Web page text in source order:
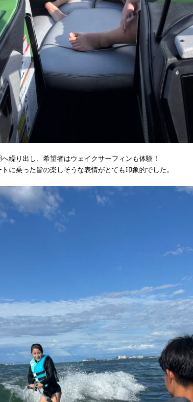
繰り出し、希望者はウェイクサーフィンも体験！
に乗った皆の楽しそうな表情がとても印象的でした。